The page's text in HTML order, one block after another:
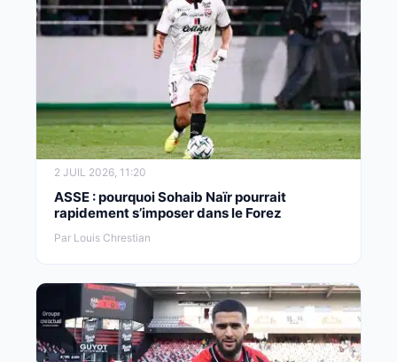
2 JUIL 2026, 11:20
ASSE : pourquoi Sohaib Naïr pourrait
rapidement s’imposer dans le Forez
Par Louis Chrestian